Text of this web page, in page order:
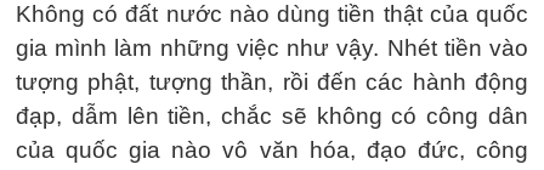
Không có đất nước nào dùng tiền thật của quốc
gia mình làm những việc như vậy. Nhét tiền vào
tượng phật, tượng thần, rồi đến các hành động
đạp, dẫm lên tiền, chắc sẽ không có công dân
của quốc gia nào vô văn hóa, đạo đức, công